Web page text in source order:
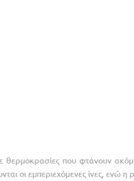
θερμοκρασίες που φτάνουν
οι εμπεριεχόμενες ίνες, ενώ η